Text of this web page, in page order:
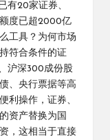
有20家证券、
度已超2000亿
工具？为何市场
符合条件的证
沪深300成份股
、央行票据等高
利操作，证券、
资产替换为国
，这相当于直接